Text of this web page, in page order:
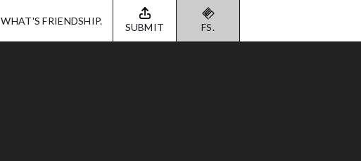
WHAT'S FRIENDSHIP. SUBMIT FS.